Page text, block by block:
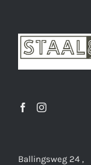
Ballingsweg 24 ,